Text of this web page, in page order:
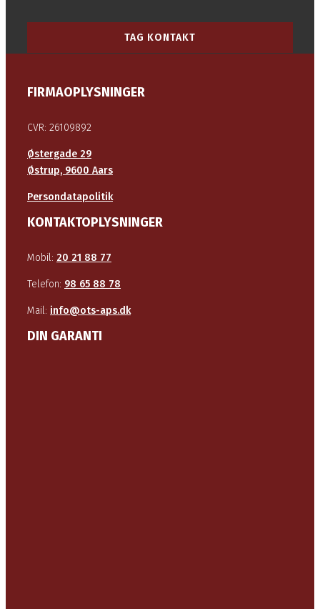
TAG KONTAKT
FIRMAOPLYSNINGER
CVR: 26109892
Østergade 29
Østrup, 9600 Aars
Persondatapolitik
KONTAKTOPLYSNINGER
Mobil: 20 21 88 77
Telefon: 98 65 88 78
Mail: info@ots-aps.dk
DIN GARANTI